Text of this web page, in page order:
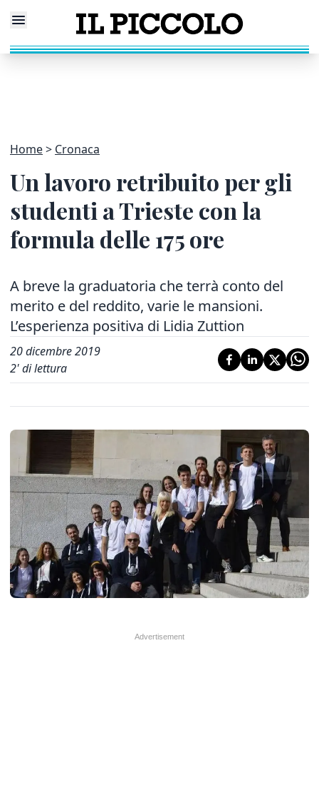
Home Cronaca
Un lavoro retribuito per gli
studenti a Trieste con la
formula delle 175 ore
A breve la graduatoria che terrà conto del
merito e del reddito, varie le mansioni.
L’esperienza positiva di Lidia Zuttion
20 dicembre 2019
2' di lettura